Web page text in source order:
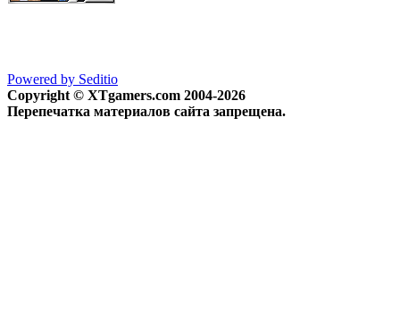
Powered by Seditio
Copyright © XTgamers.com 2004-2026
Перепечатка материалов сайта запрещена.